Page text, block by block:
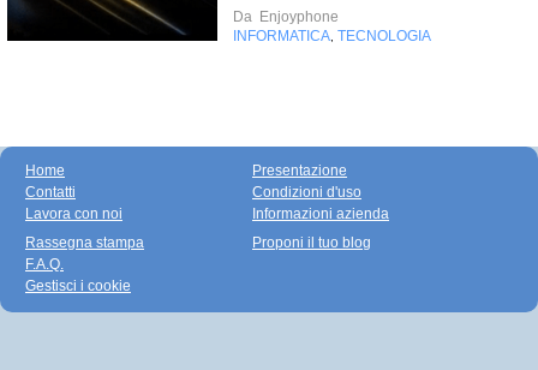
Da Enjoyphone
INFORMATICA TECNOLOGIA
Home
Contatti
Lavora con noi
Presentazione
Condizioni d'uso
Informazioni azienda
Rassegna stampa
F.A.Q.
Gestisci i cookie
Proponi il tuo blog